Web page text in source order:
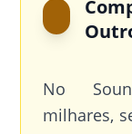
No
milhares,